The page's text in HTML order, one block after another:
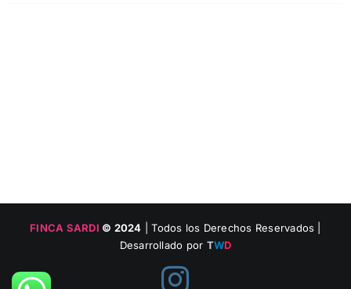
FINCA SARDI © 2024 | Todos los Derechos Reservados |
Desarrollado por TWD
Instagram